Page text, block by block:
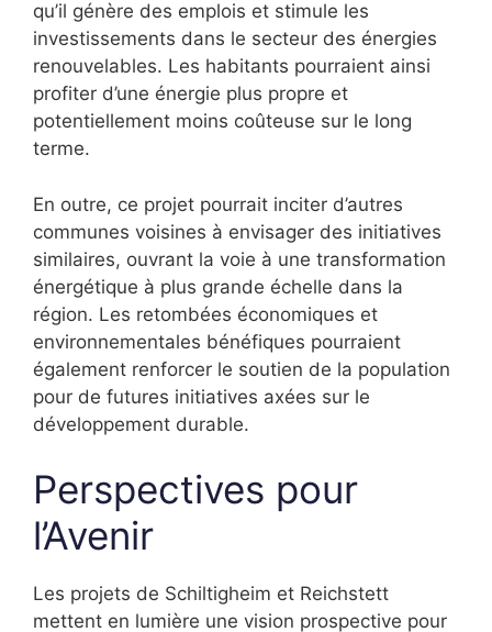
qu’il génère des emplois et stimule les
investissements dans le secteur des énergies
renouvelables. Les habitants pourraient ainsi
profiter d’une énergie plus propre et
potentiellement moins coûteuse sur le long
terme.
En outre, ce projet pourrait inciter d’autres
communes voisines à envisager des initiatives
similaires, ouvrant la voie à une transformation
énergétique à plus grande échelle dans la
région. Les retombées économiques et
environnementales bénéfiques pourraient
également renforcer le soutien de la population
pour de futures initiatives axées sur le
développement durable.
Perspectives pour
l’Avenir
Les projets de Schiltigheim et Reichstett
mettent en lumière une vision prospective pour